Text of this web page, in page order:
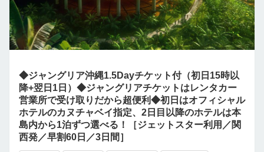
◆ジャングリア沖縄1.5Dayチケット付（初日15時以
降+翌日1日）◆ジャングリアチケットはレンタカー
営業所で受け取りだから超便利◆初日はオフィシャル
ホテルのカヌチャベイ指定、2日目以降のホテルは本
島内から1泊ずつ選べる！［ジェットスター利用／関
西発／早割60日／3日間］